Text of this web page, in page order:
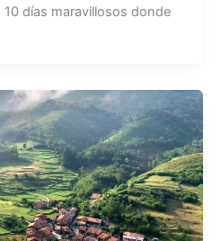
días maravillosos donde